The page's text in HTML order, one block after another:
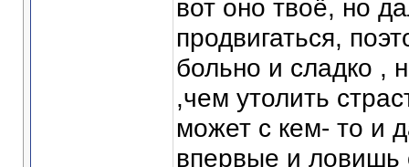
вот оно твоё, но
продвигаться,
больно и сладко ,
,чем утолить
может с кем- то и
впервые и ловишь